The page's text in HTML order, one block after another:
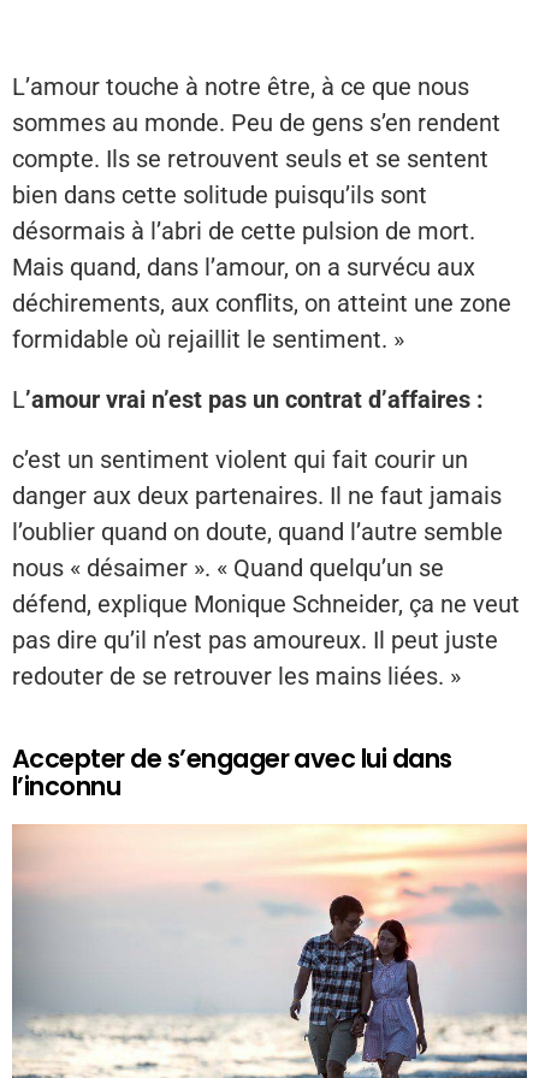
L’amour touche à notre être, à ce que nous
sommes au monde. Peu de gens s’en rendent
compte. Ils se retrouvent seuls et se sentent
bien dans cette solitude puisqu’ils sont
désormais à l’abri de cette pulsion de mort.
Mais quand, dans l’amour, on a survécu aux
déchirements, aux conflits, on atteint une zone
formidable où rejaillit le sentiment. »
L’amour vrai n’est pas un contrat d’affaires :
c’est un sentiment violent qui fait courir un
danger aux deux partenaires. Il ne faut jamais
l’oublier quand on doute, quand l’autre semble
nous « désaimer ». « Quand quelqu’un se
défend, explique Monique Schneider, ça ne veut
pas dire qu’il n’est pas amoureux. Il peut juste
redouter de se retrouver les mains liées. »
Accepter de s’engager avec lui dans
l’inconnu